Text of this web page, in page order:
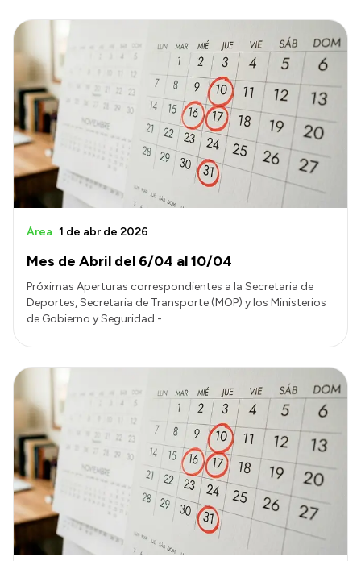
Consejo Asesor
Contactos
Colecciones
Mes de Abril del 6/04 al 10/04
Área 1 de abr de 2026
Próximas Aperturas correspondientes a la Secretaria de
Deportes, Secretaria de Transporte (MOP) y los Ministerios
de Gobierno y Seguridad.-